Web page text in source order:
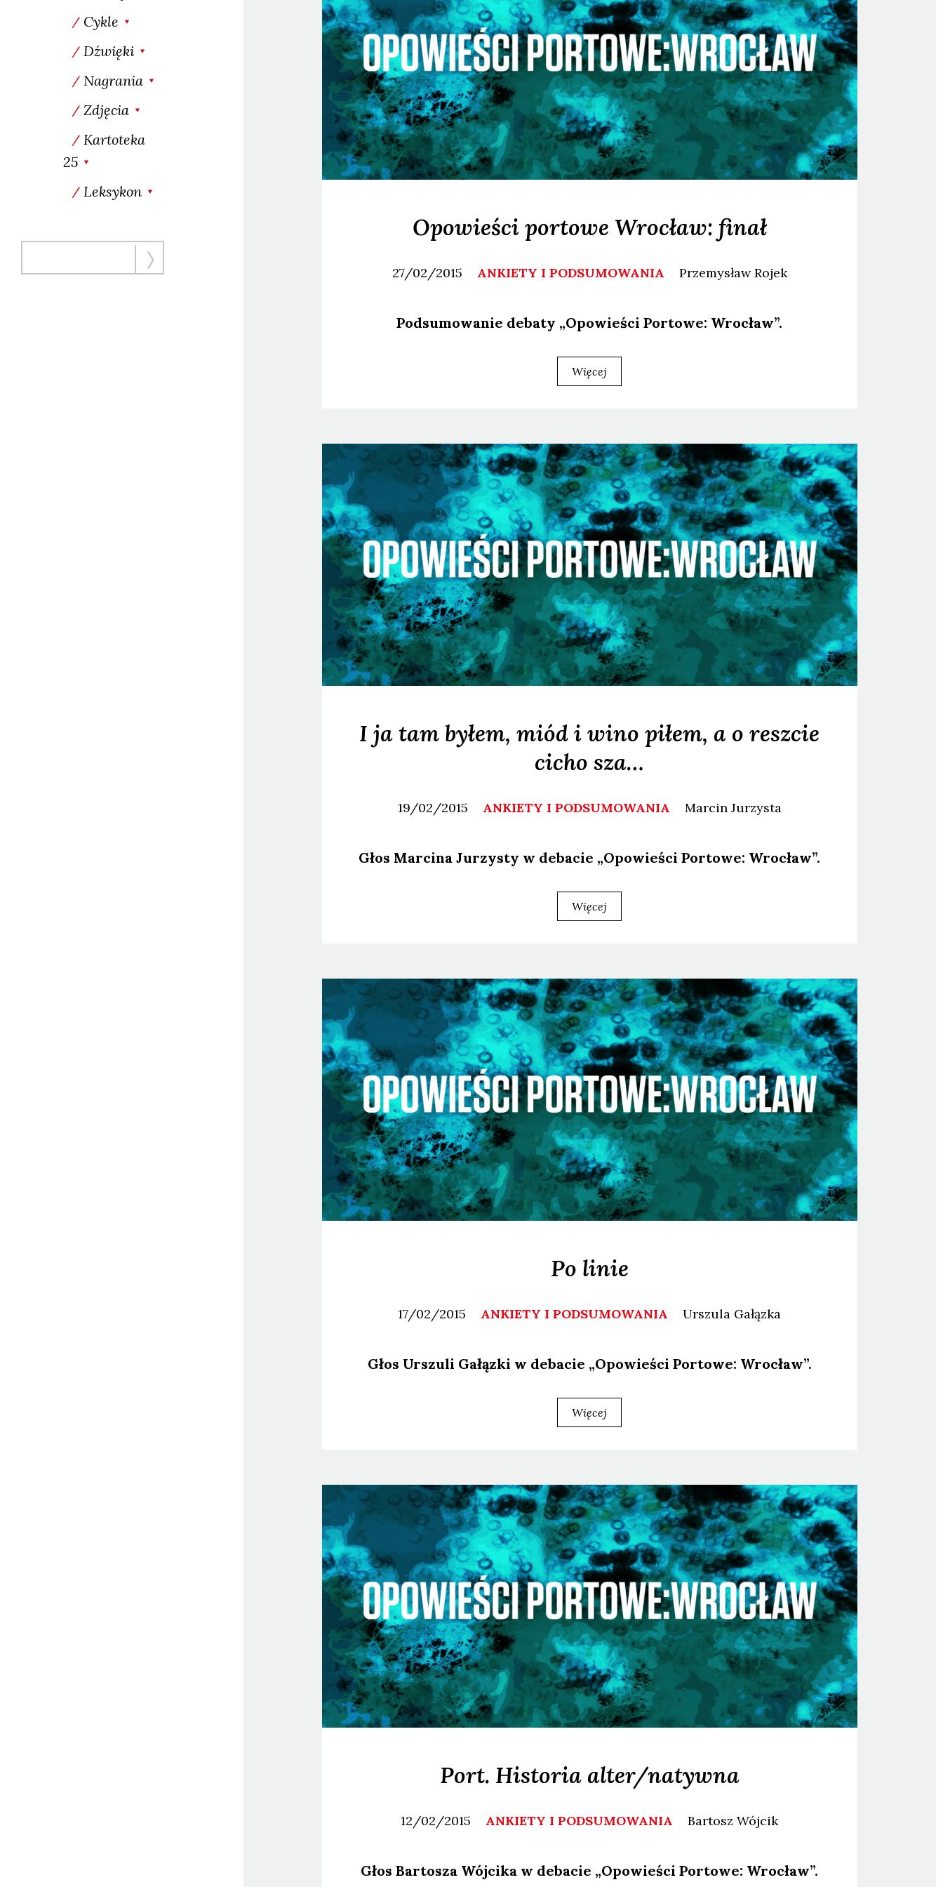
Cykle
Dźwięki
Nagrania
Zdjęcia
Kartoteka
25
Leksykon
Opowieści portowe Wrocław: finał
27/02/2015 ANKIETY I PODSUMOWANIA PrzemysławRojek
Pod­su­mo­wa­nie deba­ty „Opo­wie­ści Por­to­we: Wro­cław”.
Więcej
I ja tam byłem, miód i wino piłem, a o reszcie
cicho sza…
19/02/2015 ANKIETY I PODSUMOWANIA Marcin Jurzysta
Głos Mar­ci­na Jurzy­sty w deba­cie „Opo­wie­ści Por­to­we: Wro­cław”.
Więcej
Po linie
17/02/2015 ANKIETY I PODSUMOWANIA Urszula Gałązka
Głos Urszu­li Gałąz­ki w deba­cie „Opo­wie­ści Por­to­we: Wro­cław”.
Więcej
Port. Historia alter/natywna
12/02/2015 ANKIETY I PODSUMOWANIA BartoszWójcik
Głos Bar­to­sza Wój­ci­ka w deba­cie „Opo­wie­ści Por­to­we: Wro­cław”.